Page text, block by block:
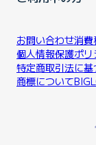
お問い合わせ消費
個人情報保護ポリ
特定商取引法に
商標について